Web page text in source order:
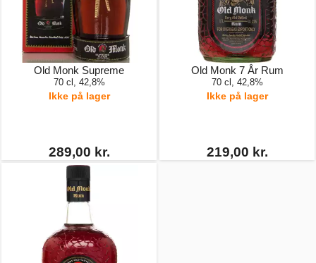
Old Monk Supreme
70 cl, 42,8%
Ikke på lager
289,00 kr.
Old Monk 7 År Rum
70 cl, 42,8%
Ikke på lager
219,00 kr.